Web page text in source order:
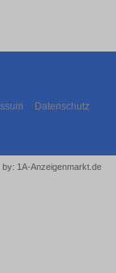
Datenschutz
1A-Anzeigenmarkt.de